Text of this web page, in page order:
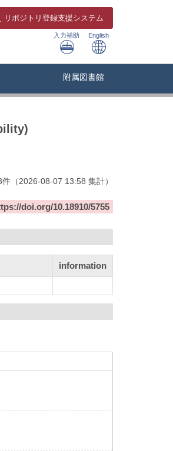
リポジトリ 登録支援システム
入力補助 English
附属図書館
件 （2026-08-07 13:58 集計）
doi.org/10.18910/5755
information